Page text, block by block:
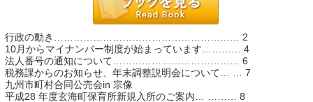
行政の動き………………………………………………… 2
10月からマイナンバー制度が始まっています………… 4
法人番号の通知について………………………………… 6
税務課からのお知らせ、年末調整説明会について… … 7
九州市町村合同公売会in 宗像
平成28 年度玄海町保育所新規入所のご案内… ……… 8
よくある質問
サイトマップ
お問い合わせ